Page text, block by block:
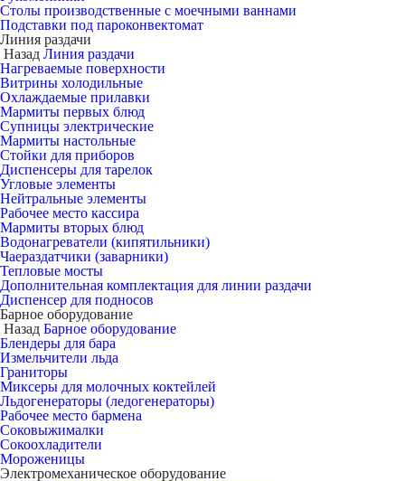
Столы производственные с моечными ваннами
Подставки под пароконвектомат
Линия раздачи
Назад Линия раздачи
Нагреваемые поверхности
Витрины холодильные
Охлаждаемые прилавки
Мармиты первых блюд
Супницы электрические
Мармиты настольные
Стойки для приборов
Диспенсеры для тарелок
Угловые элементы
Нейтральные элементы
Рабочее место кассира
Мармиты вторых блюд
Водонагреватели (кипятильники)
Чаераздатчики (заварники)
Тепловые мосты
Дополнительная комплектация для линии раздачи
Диспенсер для подносов
Барное оборудование
Назад Барное оборудование
Блендеры для бара
Измельчители льда
Граниторы
Миксеры для молочных коктейлей
Льдогенераторы (ледогенераторы)
Рабочее место бармена
Соковыжималки
Сокоохладители
Мороженицы
Электромеханическое оборудование